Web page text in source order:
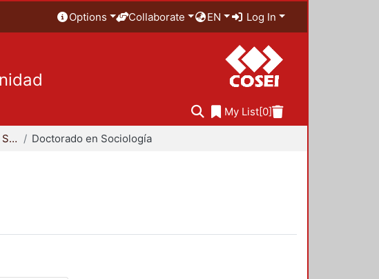
Options Collaborate EN Log In
My List[0]
Maestría y Doctorado en Sociología Doctorado en Sociología